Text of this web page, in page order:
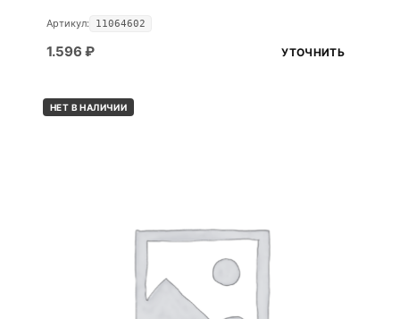
Артикул: 11064602
1.596 ₽ УТОЧНИТЬ
НЕТ В НАЛИЧИИ